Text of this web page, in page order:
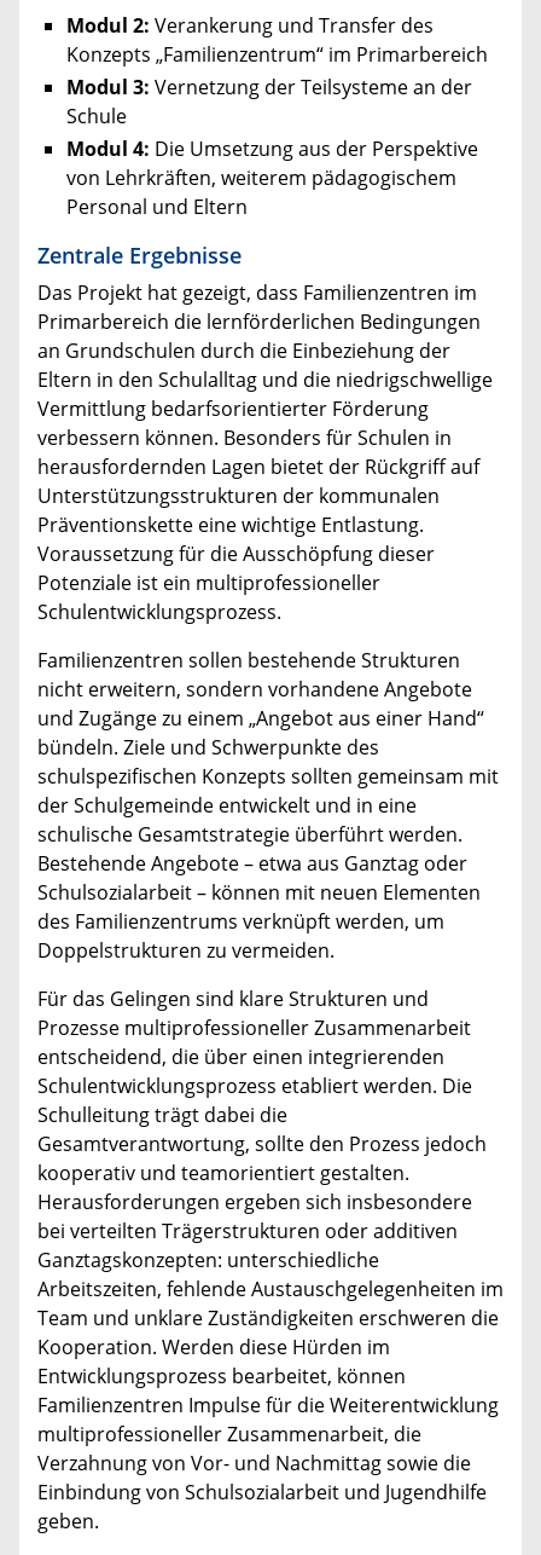
Modul 2: Verankerung und Transfer des
Konzepts „Familienzentrum“ im Primarbereich
Modul 3: Vernetzung der Teilsysteme an der
Schule
Modul 4: Die Umsetzung aus der Perspektive
von Lehrkräften, weiterem pädagogischem
Personal und Eltern
Zentrale Ergebnisse
Das Projekt hat gezeigt, dass Familienzentren im
Primarbereich die lernförderlichen Bedingungen
an Grundschulen durch die Einbeziehung der
Eltern in den Schulalltag und die niedrigschwellige
Vermittlung bedarfsorientierter Förderung
verbessern können. Besonders für Schulen in
herausfordernden Lagen bietet der Rückgriff auf
Unterstützungsstrukturen der kommunalen
Präventionskette eine wichtige Entlastung.
Voraussetzung für die Ausschöpfung dieser
Potenziale ist ein multiprofessioneller
Schulentwicklungsprozess.
Familienzentren sollen bestehende Strukturen
nicht erweitern, sondern vorhandene Angebote
und Zugänge zu einem „Angebot aus einer Hand“
bündeln. Ziele und Schwerpunkte des
schulspezifischen Konzepts sollten gemeinsam mit
der Schulgemeinde entwickelt und in eine
schulische Gesamtstrategie überführt werden.
Bestehende Angebote – etwa aus Ganztag oder
Schulsozialarbeit – können mit neuen Elementen
des Familienzentrums verknüpft werden, um
Doppelstrukturen zu vermeiden.
Für das Gelingen sind klare Strukturen und
Prozesse multiprofessioneller Zusammenarbeit
entscheidend, die über einen integrierenden
Schulentwicklungsprozess etabliert werden. Die
Schulleitung trägt dabei die
Gesamtverantwortung, sollte den Prozess jedoch
kooperativ und teamorientiert gestalten.
Herausforderungen ergeben sich insbesondere
bei verteilten Trägerstrukturen oder additiven
Ganztagskonzepten: unterschiedliche
Arbeitszeiten, fehlende Austauschgelegenheiten im
Team und unklare Zuständigkeiten erschweren die
Kooperation. Werden diese Hürden im
Entwicklungsprozess bearbeitet, können
Familienzentren Impulse für die Weiterentwicklung
multiprofessioneller Zusammenarbeit, die
Verzahnung von Vor- und Nachmittag sowie die
Einbindung von Schulsozialarbeit und Jugendhilfe
geben.